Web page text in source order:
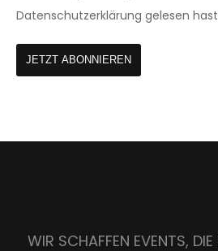
Datenschutzerklärung gelesen
JETZT ABONNIEREN
WIR SCHAFFEN EVENTS, DIE